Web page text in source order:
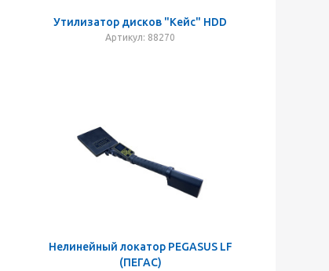
Утилизатор дисков "Кейс" HDD
Артикул: 88270
Нелинейный локатор PEGASUS LF
(ПЕГАС)